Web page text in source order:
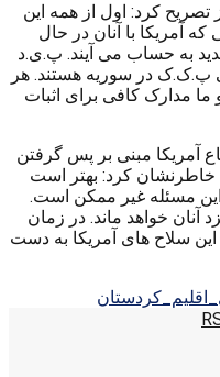
کرد: اول از همه این
آمریکا با آنان در حال
به حساب می آیند. پ.ی.د
در سوریه هستند. هر
مدارک کافی برای اثبات
آمریکا مبنی بر پس گرفتن
خاطرنشان کرد: بهتر است
مسئله غیر ممکن است.
آنان خواهد ماند. در زمان
سلاح های آمریکا به دست